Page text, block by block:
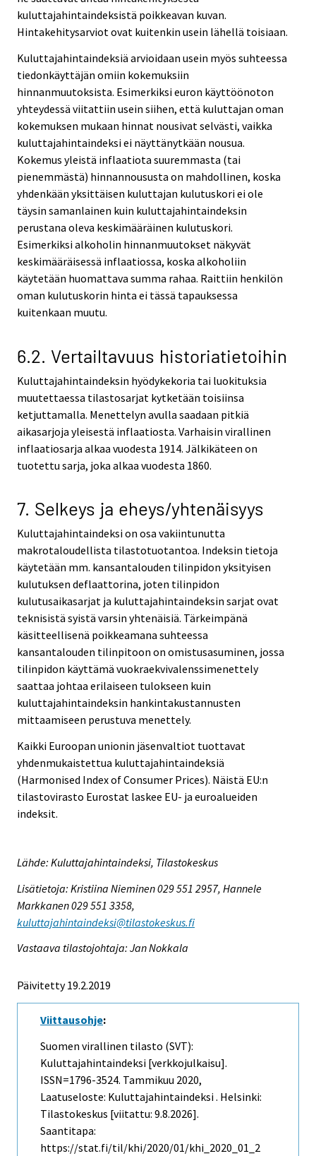
kuluttajahintaindeksistä poikkeavan kuvan.
Hintakehitysarviot ovat kuitenkin usein lähellä toisiaan.
Kuluttajahintaindeksiä arvioidaan usein myös suhteessa
tiedonkäyttäjän omiin kokemuksiin
hinnanmuutoksista. Esimerkiksi euron käyttöönoton
yhteydessä viitattiin usein siihen, että kuluttajan oman
kokemuksen mukaan hinnat nousivat selvästi, vaikka
kuluttajahintaindeksi ei näyttänytkään nousua.
Kokemus yleistä inflaatiota suuremmasta (tai
pienemmästä) hinnannoususta on mahdollinen, koska
yhdenkään yksittäisen kuluttajan kulutuskori ei ole
täysin samanlainen kuin kuluttajahintaindeksin
perustana oleva keskimääräinen kulutuskori.
Esimerkiksi alkoholin hinnanmuutokset näkyvät
keskimääräisessä inflaatiossa, koska alkoholiin
käytetään huomattava summa rahaa. Raittiin henkilön
oman kulutuskorin hinta ei tässä tapauksessa
kuitenkaan muutu.
6.2. Vertailtavuus historiatietoihin
Kuluttajahintaindeksin hyödykekoria tai luokituksia
muutettaessa tilastosarjat kytketään toisiinsa
ketjuttamalla. Menettelyn avulla saadaan pitkiä
aikasarjoja yleisestä inflaatiosta. Varhaisin virallinen
inflaatiosarja alkaa vuodesta 1914. Jälkikäteen on
tuotettu sarja, joka alkaa vuodesta 1860.
7. Selkeys ja eheys/yhtenäisyys
Kuluttajahintaindeksi on osa vakiintunutta
makrotaloudellista tilastotuotantoa. Indeksin tietoja
käytetään mm. kansantalouden tilinpidon yksityisen
kulutuksen deflaattorina, joten tilinpidon
kulutusaikasarjat ja kuluttajahintaindeksin sarjat ovat
teknisistä syistä varsin yhtenäisiä. Tärkeimpänä
käsitteellisenä poikkeamana suhteessa
kansantalouden tilinpitoon on omistusasuminen, jossa
tilinpidon käyttämä vuokraekvivalenssimenettely
saattaa johtaa erilaiseen tulokseen kuin
kuluttajahintaindeksin hankintakustannusten
mittaamiseen perustuva menettely.
Kaikki Euroopan unionin jäsenvaltiot tuottavat
yhdenmukaistettua kuluttajahintaindeksiä
(Harmonised Index of Consumer Prices). Näistä EU:n
tilastovirasto Eurostat laskee EU- ja euroalueiden
indeksit.
Lähde: Kuluttajahintaindeksi, Tilastokeskus
Lisätietoja: Kristiina Nieminen 029 551 2957, Hannele
Markkanen 029 551 3358,
kuluttajahintaindeksi@tilastokeskus.fi
Vastaava tilastojohtaja: Jan Nokkala
Päivitetty 19.2.2019
Viittausohje:
Suomen virallinen tilasto (SVT):
Kuluttajahintaindeksi [verkkojulkaisu].
ISSN=1796-3524. Tammikuu 2020,
Laatuseloste: Kuluttajahintaindeksi . Helsinki:
Tilastokeskus [viitattu: 9.8.2026].
Saantitapa:
https://stat.fi/til/khi/2020/01/khi_2020_01_2